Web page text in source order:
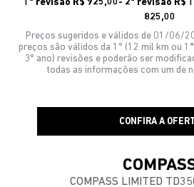
1ª revisão R$ 925,00- 2ª revisão R$
825,00
Preços sugeridos e válidos de 01/06/
preços são válidos da 1º (12 mil km ou
3º ano) revisões e poderão ser
todas as informações com um de
CONFIRA A
COMPASS LIMITED